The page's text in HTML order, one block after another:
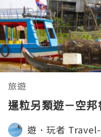
旅遊
暹粒另類遊－空
遊．玩者